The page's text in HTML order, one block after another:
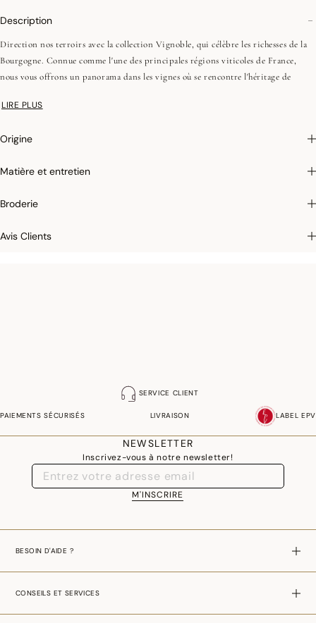
Description
Direction nos terroirs avec la collection Vignoble, qui célèbre les richesses de la
Bourgogne. Connue comme l'une des principales régions viticoles de France,
nous vous offrons un panorama dans les vignes où se rencontre l'héritage de
•Tissage Jacquard (chaîne et trame couleurs)
appliquons sur certains de nos articles un traitement antitaches qui empêche
antitaches, tamponnez rapidement et légèrement avec une éponge humide pour
LIRE PLUS
Origine
Matière et entretien
Broderie
Avis Clients
SERVICE CLIENT
PAIEMENTS SÉCURISÉS LIVRAISON LABEL EPV
NEWSLETTER
Inscrivez-vous à notre newsletter!
M'INSCRIRE
BESOIN D'AIDE ?
CONSEILS ET SERVICES